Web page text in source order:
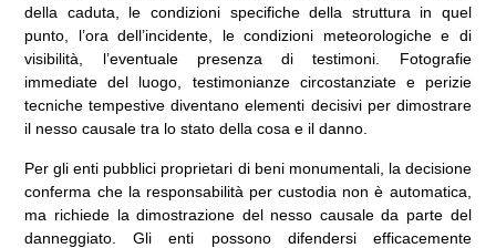
della caduta, le condizioni specifiche della struttura in quel
punto, l’ora dell’incidente, le condizioni meteorologiche e di
visibilità, l’eventuale presenza di testimoni. Fotografie
immediate del luogo, testimonianze circostanziate e perizie
tecniche tempestive diventano elementi decisivi per dimostrare
il nesso causale tra lo stato della cosa e il danno.
Per gli enti pubblici proprietari di beni monumentali, la decisione
conferma che la responsabilità per custodia non è automatica,
ma richiede la dimostrazione del nesso causale da parte del
danneggiato. Gli enti possono difendersi efficacemente